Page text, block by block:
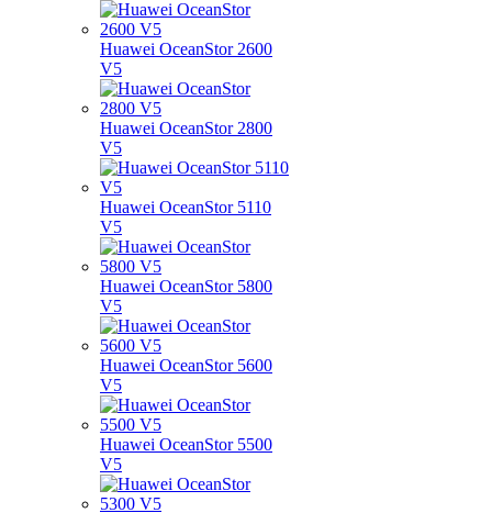
Huawei OceanStor 2600
V5
Huawei OceanStor 2800
V5
Huawei OceanStor 5110
V5
Huawei OceanStor 5800
V5
Huawei OceanStor 5600
V5
Huawei OceanStor 5500
V5